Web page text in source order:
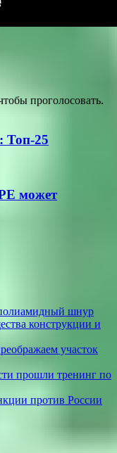
проголосовать.
Топ-25
может
шнур
конструкции и
участок
прошли тренинг по
против России